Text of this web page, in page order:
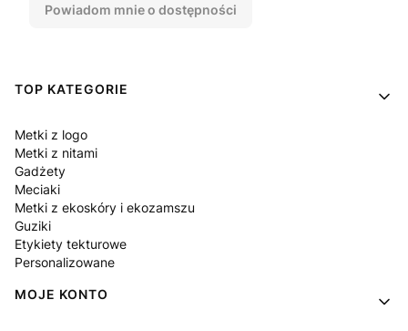
Powiadom mnie o dostępności
Linki w stopce
TOP KATEGORIE
Metki z logo
Metki z nitami
Gadżety
Meciaki
Metki z ekoskóry i ekozamszu
Guziki
Etykiety tekturowe
Personalizowane
MOJE KONTO